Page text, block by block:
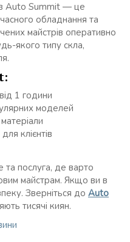
Auto Summit — це
обладнання та
майстрів оперативно
якого типу скла,
1 години
моделей
клієнтів
послуга, де варто
майстрам. Якщо ви в
Зверніться до Auto
тисячі киян.